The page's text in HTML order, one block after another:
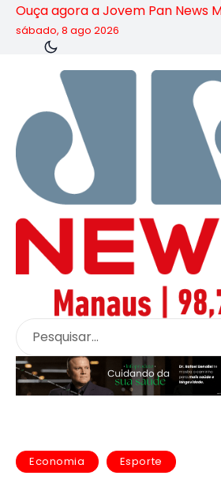
Ouça agora a Jovem Pan News
sábado, 8 ago 2026
Economia Esporte